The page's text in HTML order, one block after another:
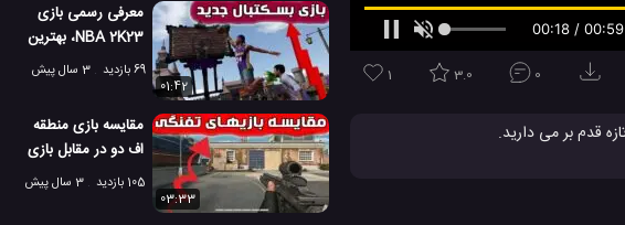
00:19 / 00:59
1 3.0 0
معرفی رسمی بازی
NBA 2K23، بهترین
بازی رقابتی 2023
69 بازدید
3 سال پیش
01:42
مقایسه بازی منطقه
اف دو در مقابل بازی
رینبو سیکس
105 بازدید
3 سال پیش
03:33